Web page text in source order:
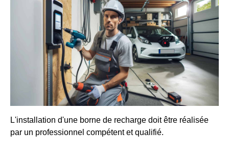
L'installation d'une borne de recharge doit être réalisée
par un professionnel compétent et qualifié.